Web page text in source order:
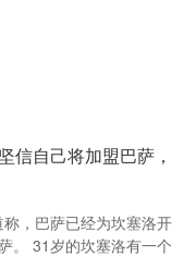
信自己将加盟巴萨
，巴萨已经为坎塞洛
。 31岁的坎塞洛有一